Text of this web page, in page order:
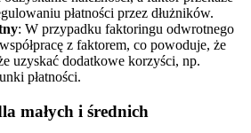
płatności przez dłużników.
: W przypadku faktoringu odwrotnego
z faktorem, co powoduje, że
uzyskać dodatkowe korzyści, np.
płatności.
małych i średnich